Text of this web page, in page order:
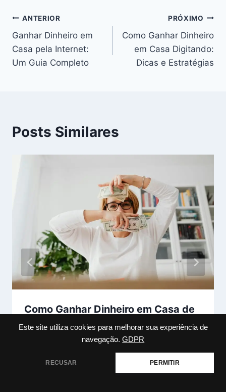
Este site utiliza cookies para melhorar sua experiência de
navegação. GDPR
RECUSAR PERMITIR
Navegação
de
Post
ANTERIOR
Ganhar Dinheiro em
Casa pela Internet:
Um Guia Completo
PRÓXIMO
Como Ganhar Dinheiro
em Casa Digitando:
Dicas e Estratégias
Posts Similares
Como Ganhar Dinheiro em Casa de
Verdade
marcosviniciusr550 julho 26, 2024